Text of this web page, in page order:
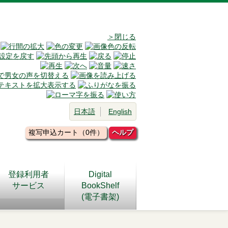
＞閉じる
日本語 English
複写申込カート（0件） ヘルプ
登録利用者
サービス
Digital
BookShelf
(電子書架)